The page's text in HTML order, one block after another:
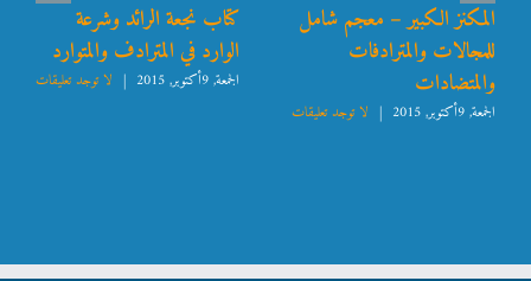
المكنز الكبير – معجم شامل
للمجالات والمترادفات
والمتضادات
الجمعة, 9أكتوبر, 2015 | لا توجد تعليقات
كتاب نجعة الرائد وشرعة
الوارد في المترادف والمتوارد
الجمعة, 9أكتوبر, 2015 | لا توجد تعليقات